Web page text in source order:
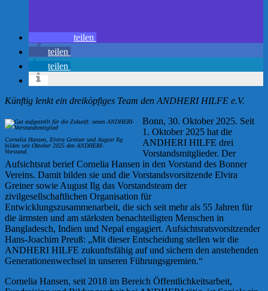
teilen
teilen
teilen
Künftig lenkt ein dreiköpfiges Team den ANDHERI HILFE e.V.
Cornelia Hansen, Elvira Greiner und August Ilg
bilden seit Oktober 2025 den ANDHERI-
Vorstand.
Bonn, 30. Oktober 2025. Seit
1. Oktober 2025 hat die
ANDHERI HILFE drei
Vorstandsmitglieder. Der
Aufsichtsrat berief Cornelia Hansen in den Vorstand des Bonner
Vereins. Damit bilden sie und die Vorstandsvorsitzende Elvira
Greiner sowie August Ilg das Vorstandsteam der
zivilgesellschaftlichen Organisation für
Entwicklungszusammenarbeit, die sich seit mehr als 55 Jahren für
die ärmsten und am stärksten benachteiligten Menschen in
Bangladesch, Indien und Nepal engagiert. Aufsichtsratsvorsitzender
Hans-Joachim Preuß: „Mit dieser Entscheidung stellen wir die
ANDHERI HILFE zukunftsfähig auf und sichern den anstehenden
Generationenwechsel in unseren Führungsgremien.“
Cornelia Hansen, seit 2018 im Bereich Öffentlichkeitsarbeit,